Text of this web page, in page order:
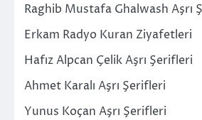
Raghib Mustafa Ghalwash Aşrı
Erkam Radyo Kuran Ziyafetleri
Hafız Alpcan Çelik Aşrı Şerifleri
Ahmet Karalı Aşrı Şerifleri
Yunus Koçan Aşrı Şerifleri